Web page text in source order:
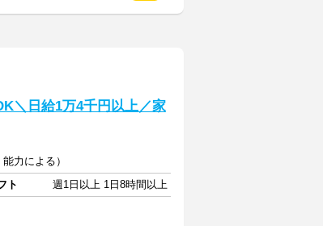
＼日給1万4千円以上／家
力による）
ト
週1日以上 1日8時間以上